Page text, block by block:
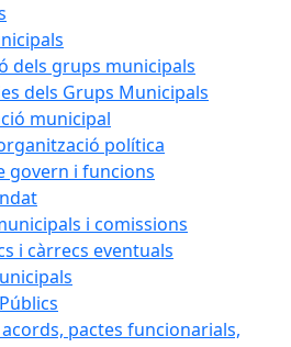
dels grups municipals
dels Grups Municipals
municipal
política
govern i funcions
i comissions
i càrrecs eventuals
pactes funcionarials,